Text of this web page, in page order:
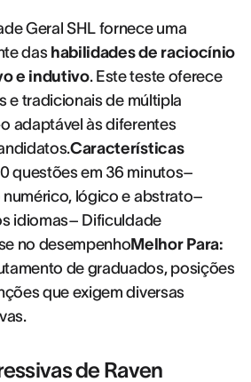
Geral SHL fornece uma
das habilidades de raciocínio
e indutivo. Este teste oferece
e tradicionais de múltipla
adaptável às diferentes
Características
questões em 36 minutos–
lógico e abstrato–
idiomas– Dificuldade
no desempenhoMelhor Para:
de graduados, posições
que exigem diversas
de Raven